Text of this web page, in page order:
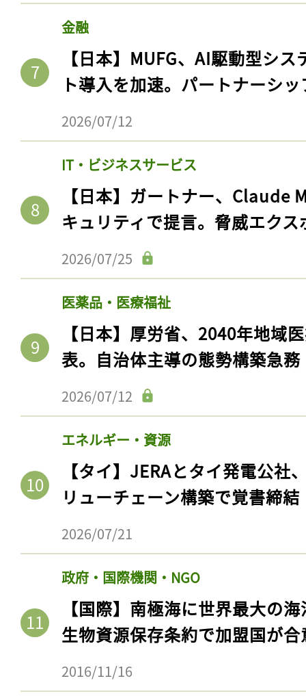
金融
【日本】MUFG、AI駆動型シ
ト導入を加速。パートナーシ
2026/07/12
IT・ビジネスサービス
【日本】ガートナー、Claude
キュリティで提言。脅威エク
2026/07/25
医薬品・医療福祉
【日本】厚労省、2040年地域
表。自治体主導の態勢構築急務
2026/07/12
エネルギー・資源
【タイ】JERAとタイ発電公社
リューチェーン構築で覚書締結
2026/07/21
政府・国際機関・NGO
【国際】南極海に世界最大の
生物資源保存条約で加盟国が合
2016/11/16